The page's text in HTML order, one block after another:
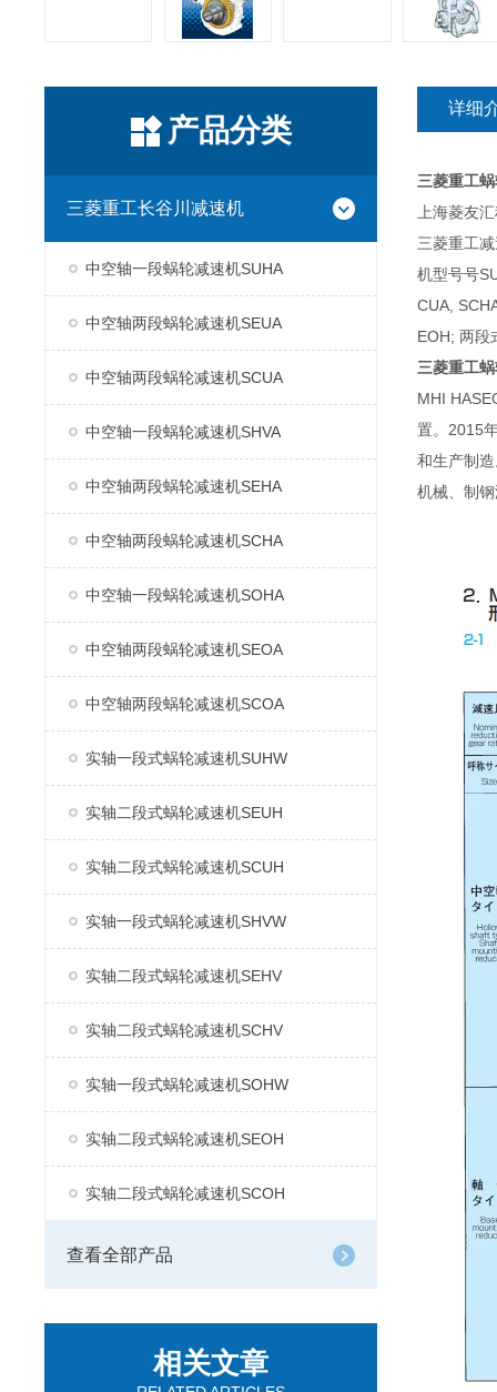
产品分类
三菱重工长谷川减速机
中空轴一段蜗轮减速机SUHA
中空轴两段蜗轮减速机SEUA
中空轴两段蜗轮减速机SCUA
中空轴一段蜗轮减速机SHVA
中空轴两段蜗轮减速机SEHA
中空轴两段蜗轮减速机SCHA
中空轴一段蜗轮减速机SOHA
中空轴两段蜗轮减速机SEOA
中空轴两段蜗轮减速机SCOA
实轴一段式蜗轮减速机SUHW
实轴二段式蜗轮减速机SEUH
实轴二段式蜗轮减速机SCUH
实轴一段式蜗轮减速机SHVW
实轴二段式蜗轮减速机SEHV
实轴二段式蜗轮减速机SCHV
实轴一段式蜗轮减速机SOHW
实轴二段式蜗轮减速机SEOH
实轴二段式蜗轮减速机SCOH
查看全部产品
相关文章
详细
三菱重工
上海菱友
三菱重工
机型号号
CUA,
EOH; 两段
三菱重工
MHI
置。2015
和生产制
机械、制